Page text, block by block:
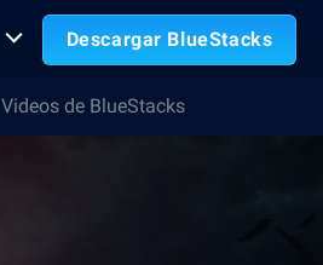
Descargar BlueStacks
Videos de BlueStacks